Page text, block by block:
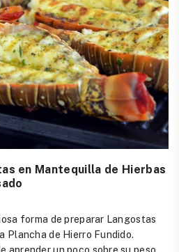
en Mantequilla de Hierbas
forma de preparar Langostas
Plancha de Hierro Fundido.